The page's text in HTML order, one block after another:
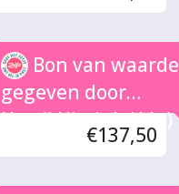
Bon van waarde
gegeven door
Harrij Hissink (11x)
€137,50